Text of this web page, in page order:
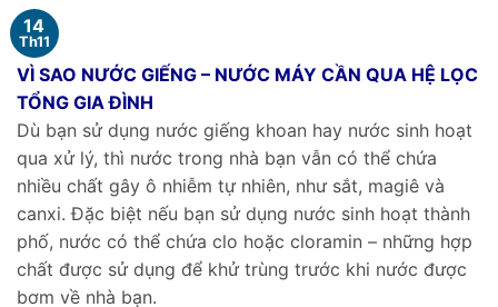
14
Th11
VÌ SAO NƯỚC GIẾNG – NƯỚC MÁY CẦN QUA HỆ LỌC
TỔNG GIA ĐÌNH
Dù bạn sử dụng nước giếng khoan hay nước sinh hoạt
qua xử lý, thì nước trong nhà bạn vẫn có thể chứa
nhiều chất gây ô nhiễm tự nhiên, như sắt, magiê và
canxi. Đặc biệt nếu bạn sử dụng nước sinh hoạt thành
phố, nước có thể chứa clo hoặc cloramin – những hợp
chất được sử dụng để khử trùng trước khi nước được
bơm về nhà bạn.